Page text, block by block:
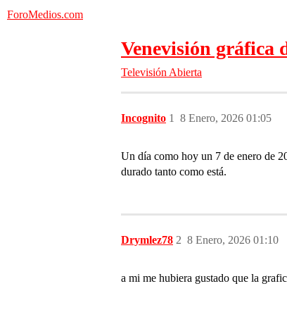
ForoMedios.com
Venevisión gráfica
Televisión Abierta
Incognito 8 Enero, 2026 01:05
1
Un día como hoy un 7 de enero de
durado tanto como está.
Drymlez78 8 Enero, 2026 01:10
2
a mi me hubiera gustado que la